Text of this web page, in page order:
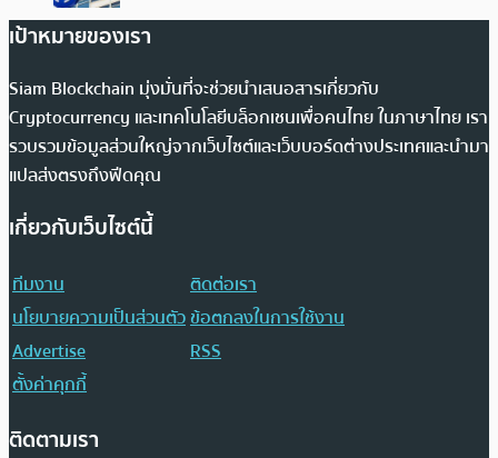
เป้าหมายของเรา
Siam Blockchain มุ่งมั่นที่จะช่วยนำเสนอสารเกี่ยวกับ
Cryptocurrency และเทคโนโลยีบล็อกเชนเพื่อคนไทย ในภาษาไทย เรา
รวบรวมข้อมูลส่วนใหญ่จากเว็บไซต์และเว็บบอร์ดต่างประเทศและนำมา
แปลส่งตรงถึงฟีดคุณ
เกี่ยวกับเว็บไซต์นี้
ทีมงาน
ติดต่อเรา
นโยบายความเป็นส่วนตัวข้อตกลงในการใช้งาน
Advertise
RSS
ตั้งค่าคุกกี้
ติดตามเรา